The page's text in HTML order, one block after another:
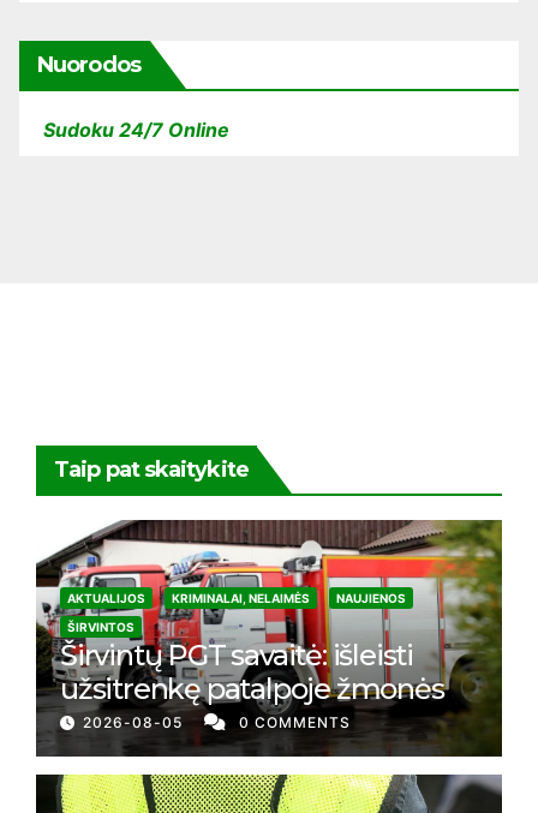
Nuorodos
Sudoku 24/7 Online
Taip pat skaitykite
AKTUALIJOS KRIMINALAI, NELAIMĖS
NAUJIENOS
ŠIRVINTOS
Širvintų PGT savaitė: išleisti
užsitrenkę patalpoje žmonės
2026-08-05 0 COMMENTS